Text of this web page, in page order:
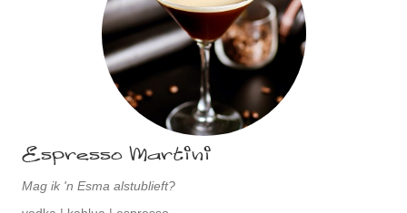
Espresso Martini
Mag ik 'n Esma alstublieft?